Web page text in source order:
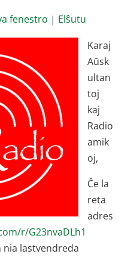
fenestro | Elŝutu
Karaj
Aŭsk
ultan
toj
kaj
Radio
amik
oj,
Ĉe la
reta
adres
r/G23nvaDLh1
lastvendreda